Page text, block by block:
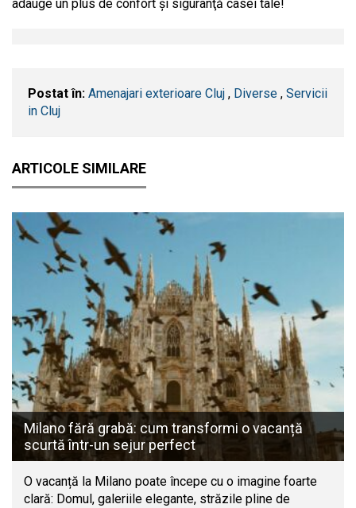
adauge un plus de confort şi siguranţă casei tale!
Postat în: Amenajari exterioare Cluj , Diverse , Servicii
in Cluj
ARTICOLE SIMILARE
Milano fără grabă: cum transformi o vacanță
scurtă într-un sejur perfect
O vacanță la Milano poate începe cu o imagine foarte
clară: Domul, galeriile elegante, străzile pline de